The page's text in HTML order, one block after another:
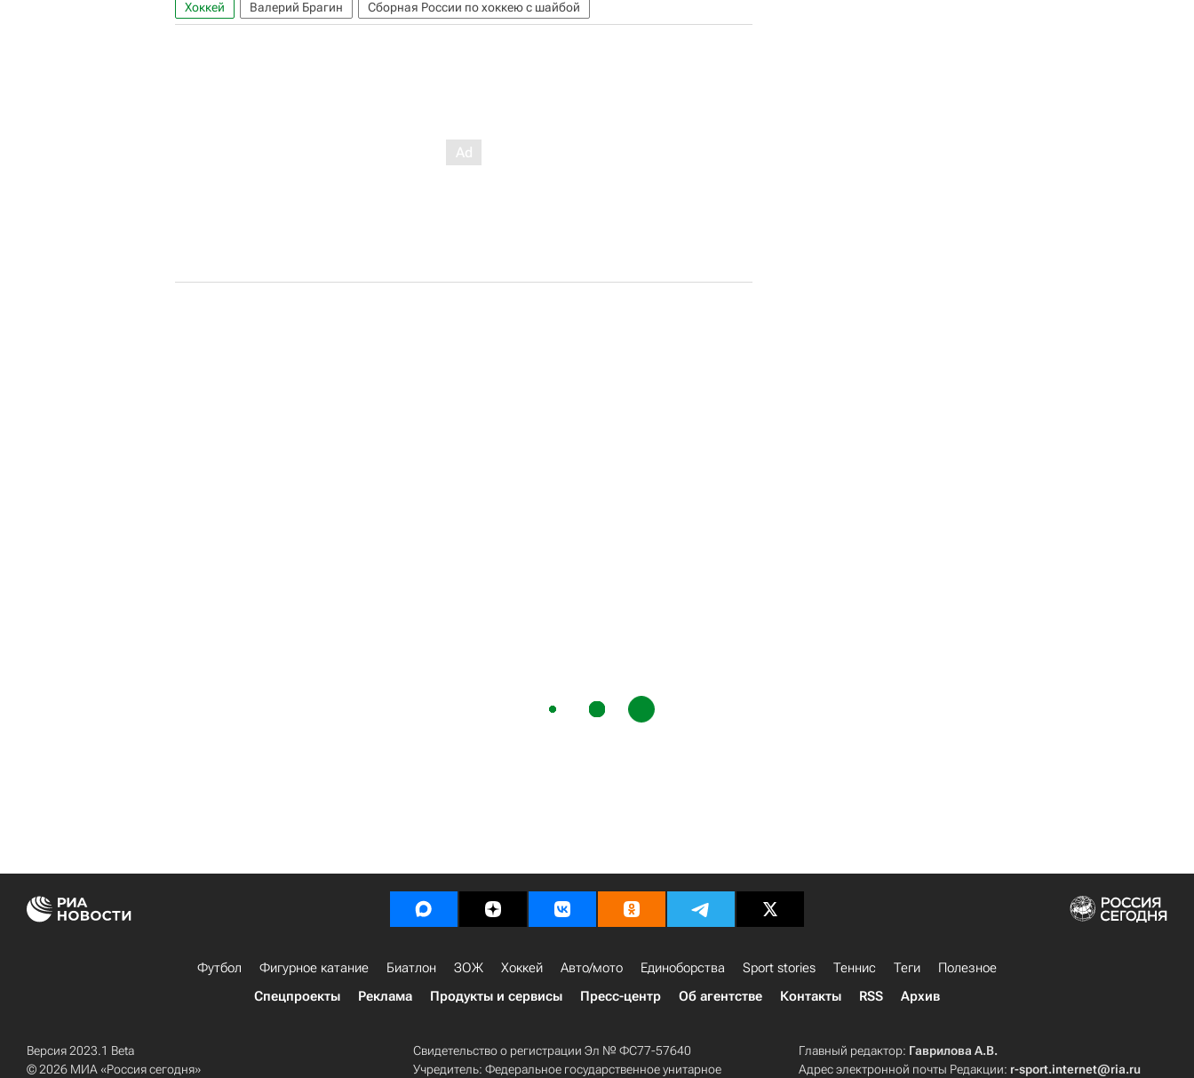
Хоккей Валерий Брагин Сборная России по хоккею с шайбой
Футбол Фигурное катание Биатлон ЗОЖ Хоккей Авто/мото Единоборства Sport stories Теннис Теги
Полезное
Спецпроекты
Реклама Продукты и сервисы Пресс-центр Об агентстве Контакты RSS Архив
Версия 2023.1 Beta
© 2026 МИА «Россия сегодня»
Свидетельство о регистрации Эл № ФС77-57640
Учредитель: Федеральное государственное унитарное
Главный редактор: Гаврилова А.В.
Адрес электронной почты Редакции: r-sport.internet@ria.ru